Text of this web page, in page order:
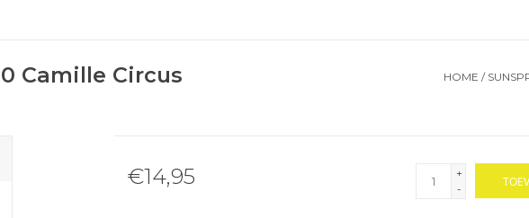
Camille Circus
HOME /
€14,95
+
-